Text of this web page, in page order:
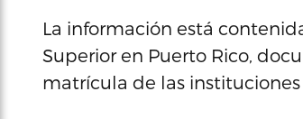
La información está
Superior en Puerto Rico,
matrícula de las instituciones